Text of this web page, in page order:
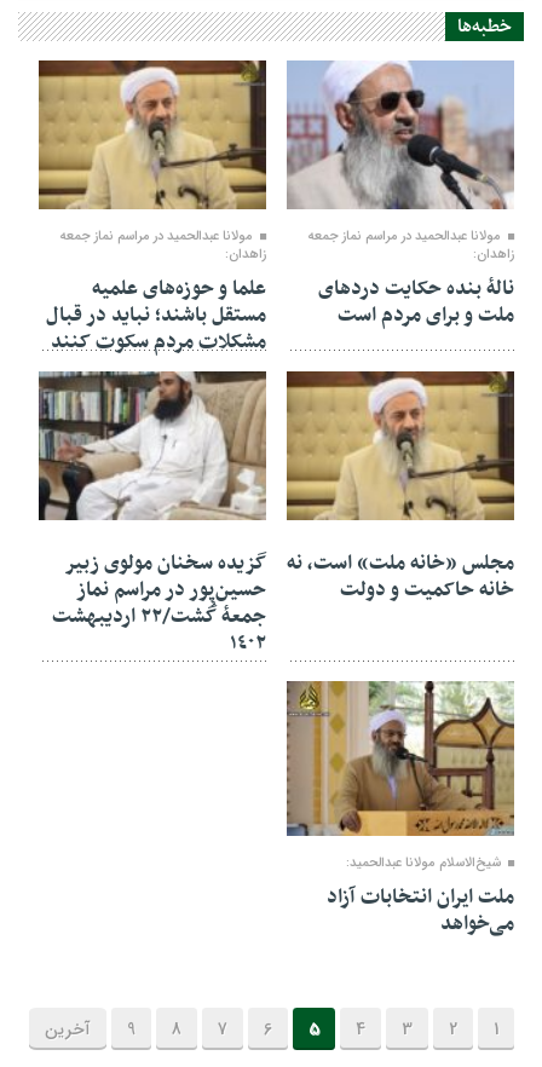
خطبه‌ها
09 ژوئن 2023
مولانا عبدالحمید در مراسم نماز جمعه
زاهدان:
نالۀ بنده حکایت دردهای
ملت و برای مردم است
03 ژوئن 2023
مولانا عبدالحمید در مراسم نماز جمعه
زاهدان:
علما و حوزه‌های علمیه
مستقل باشند؛ نباید در قبال
مشکلات مردم سکوت کنند
27 مه 2023
مجلس «خانه ملت» است، نه
خانه حاکمیت و دولت
13 مه 2023
گزیده سخنان مولوی زبیر
حسین‌پور در مراسم نماز
جمعهٔ گُشت/۲۲ اردیبهشت
١٤٠۲
13 مه 2023
شیخ‌الاسلام مولانا عبدالحمید:
ملت ایران انتخابات آزاد
می‌خواهد
1
2
3
4
5
6
7
8
9 آخرین